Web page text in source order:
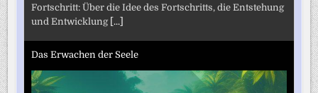
Fortschritt: Über die Idee des Fortschritts, die Entstehung
und Entwicklung [...]
Das Erwachen der Seele